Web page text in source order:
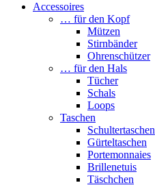
Accessoires
… für den Kopf
Mützen
Stirnbänder
Ohrenschützer
… für den Hals
Tücher
Schals
Loops
Taschen
Schultertaschen
Gürteltaschen
Portemonnaies
Brillenetuis
Täschchen